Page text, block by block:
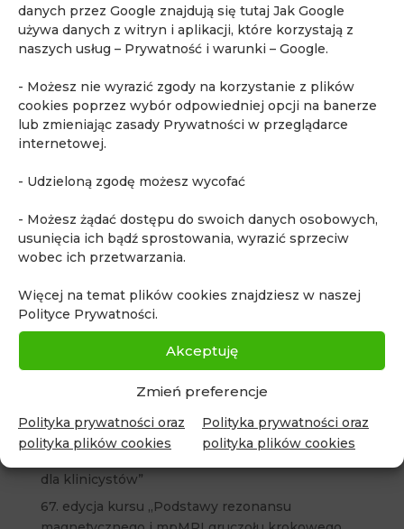
danych przez Google znajdują się tutaj Jak Google
używa danych z witryn i aplikacji, które korzystają z
naszych usług – Prywatność i warunki – Google.
- Możesz nie wyrazić zgody na korzystanie z plików
cookies poprzez wybór odpowiedniej opcji na banerze
lub zmieniając zasady Prywatności w przeglądarce
internetowej.
- Udzieloną zgodę możesz wycofać
- Możesz żądać dostępu do swoich danych osobowych,
usunięcia ich bądź sprostowania, wyrazić sprzeciw
wobec ich przetwarzania.
Więcej na temat plików cookies znajdziesz w naszej
Polityce Prywatności.
Akceptuję
Zmień preferencje
Polityka prywatności oraz
polityka plików cookies
Polityka prywatności oraz
polityka plików cookies
tutaj .
Najnowsze artykuły
71. edycja kursu „Podstawy rezonansu
magnetycznego i mpMRI gruczołu krokowego
69. edycja kursu „Podstawy rezonansu
magnetycznego i mpMRI gruczołu krokowego
68. edycja kursu „Podstawy rezonansu
dla klinicystów”
67. edycja kursu „Podstawy rezonansu